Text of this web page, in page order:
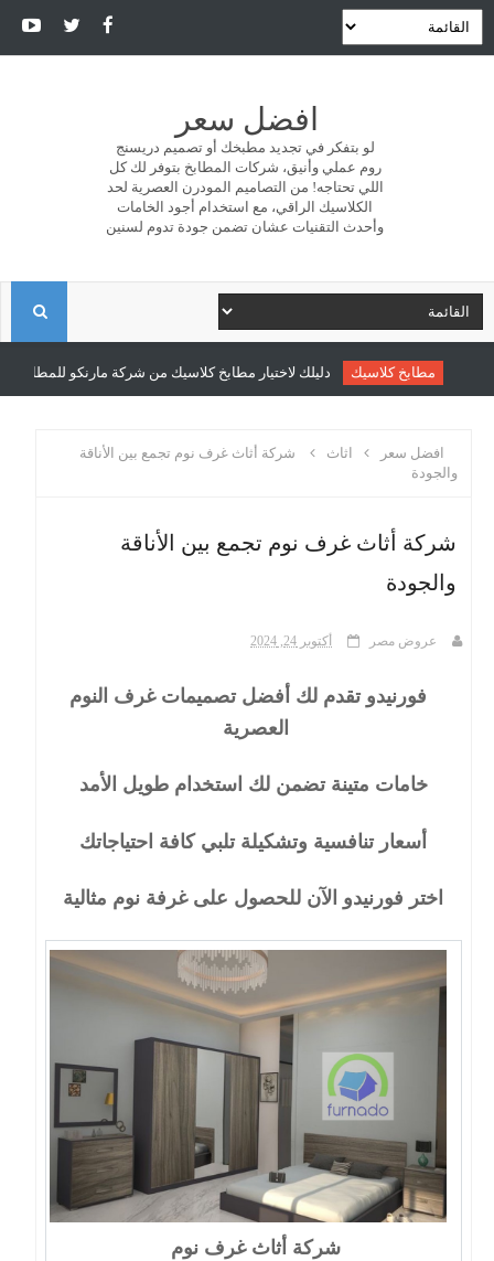
افضل سعر
لو بتفكر في تجديد مطبخك أو تصميم دريسنج
روم عملي وأنيق، شركات المطابخ بتوفر لك كل
اللي تحتاجه! من التصاميم المودرن العصرية لحد
الكلاسيك الراقي، مع استخدام أجود الخامات
وأحدث التقنيات عشان تضمن جودة تدوم لسنين
ا
مطابخ كلاسيك دليلك لاختيار مطابخ كلاسيك من شركة مارنكو للمطابخ
افضل سعر اثاث
شركة أثاث غرف نوم تجمع بين الأناقة
والجودة
شركة أثاث غرف نوم تجمع بين الأناقة
والجودة
عروض مصر أكتوبر 24, 2024
فورنيدو تقدم لك أفضل تصميمات غرف النوم
العصرية
خامات متينة تضمن لك استخدام طويل الأمد
أسعار تنافسية وتشكيلة تلبي كافة احتياجاتك
اختر فورنيدو الآن للحصول على غرفة نوم مثالية
شركة أثاث غرف نوم